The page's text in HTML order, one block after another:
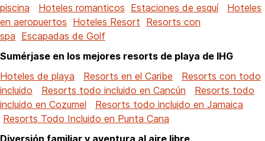
piscina
Hoteles romanticos Estaciones de esquí
Hoteles
en aeropuertos Hoteles Resort Resorts con
spa Escapadas de Golf
Sumérjase en los mejores resorts de playa de IHG
Hoteles de playa
Resorts en el Caribe
Resorts con todo
incluido
Resorts todo incluido en Cancún
Resorts todo
incluido en Cozumel
Resorts todo incluido en Jamaica
Resorts Todo Incluido en Punta Cana
Diversión familiar y aventura al aire libre